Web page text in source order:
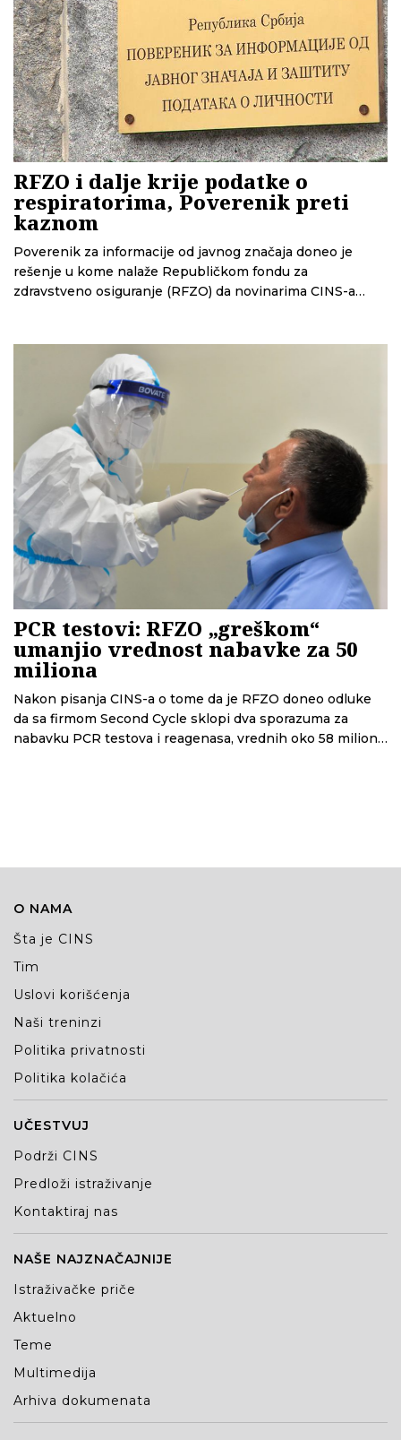
RFZO i dalje krije podatke o
respiratorima, Poverenik preti
kaznom
Poverenik za informacije od javnog značaja doneo je
rešenje u kome nalaže Republičkom fondu za
zdravstveno osiguranje (RFZO) da novinarima CINS-a
Ukoliko RFZO ne postupi po rešenju, Poverenik će
izvršenje sprovesti prinudnom merom, odnosno ovoj
instituciji biće izrečena novčana kazna.
PCR testovi: RFZO „greškom“
umanjio vrednost nabavke za 50
miliona
Nakon pisanja CINS-a o tome da je RFZO doneo odluke
da sa firmom Second Cycle sklopi dva sporazuma za
nabavku PCR testova i reagenasa, vrednih oko 58 miliona
O NAMA
Šta je CINS
Tim
Uslovi korišćenja
Naši treninzi
Politika privatnosti
Politika kolačića
UČESTVUJ
Podrži CINS
Predloži istraživanje
Kontaktiraj nas
NAŠE NAJZNAČAJNIJE
Istraživačke priče
Aktuelno
Teme
Multimedija
Arhiva dokumenata